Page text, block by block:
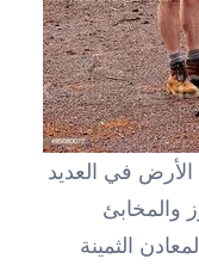
في العديد
والمخابئ
الثمينة